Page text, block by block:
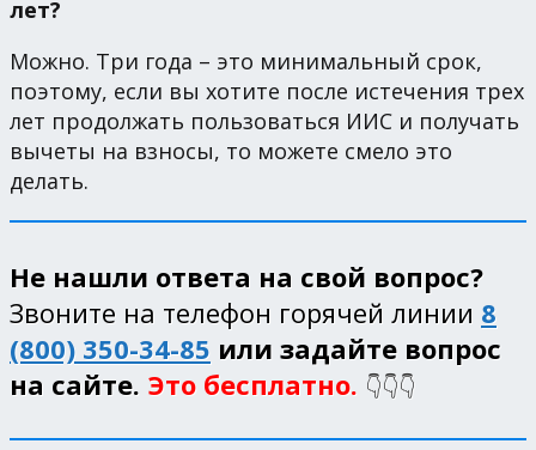
лет?
Можно. Три года – это минимальный срок,
поэтому, если вы хотите после истечения трех
лет продолжать пользоваться ИИС и получать
вычеты на взносы, то можете смело это
делать.
Не нашли ответа на свой вопрос?
Звоните на телефон горячей линии 8
(800) 350-34-85 или задайте вопрос
на сайте. Это бесплатно. 👇👇👇